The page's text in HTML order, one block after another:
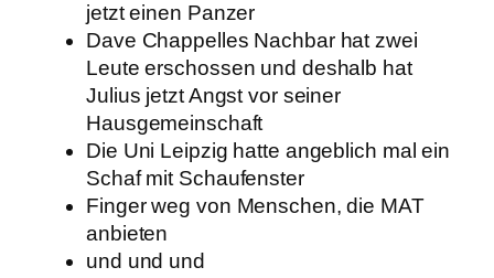
jetzt einen Panzer
Dave Chappelles Nachbar hat zwei
Leute erschossen und deshalb hat
Julius jetzt Angst vor seiner
Hausgemeinschaft
Die Uni Leipzig hatte angeblich mal ein
Schaf mit Schaufenster
Finger weg von Menschen, die MAT
anbieten
und und und